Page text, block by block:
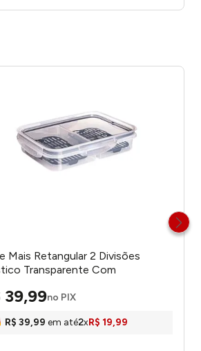
Mais Retangular 2 Divisões
Transparente Com
39,99no PIX
R$ 39,99 em até2xR$ 19,99